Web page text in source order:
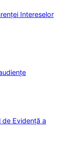
Intereselor
de Evidență a